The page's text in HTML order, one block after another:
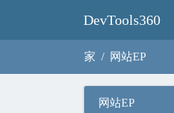
DevTools360
家 网站EP
网站EP